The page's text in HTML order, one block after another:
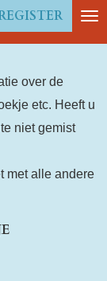
over de
etc. Heeft u
niet gemist
met alle andere